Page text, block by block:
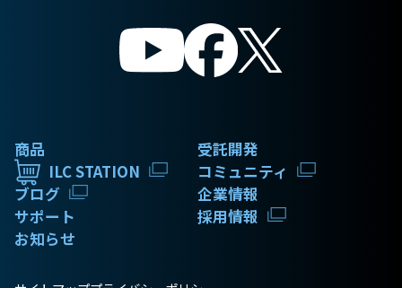
商品
受託開発
ILC STATION
コミュニティ
ブログ
企業情報
サポート
採用情報
お知らせ